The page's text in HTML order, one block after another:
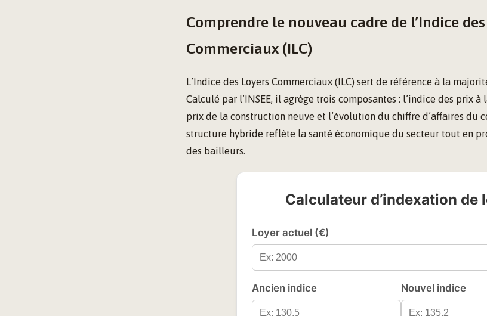
Comprendre le nouveau cadre de l’Indice
Commerciaux (ILC)
L’Indice des Loyers Commerciaux (ILC) sert de référence à la
Calculé par l’INSEE, il agrège trois composantes : l’indice des prix à
prix de la construction neuve et l’évolution du chiffre d’affaires du
structure hybride reflète la santé économique du secteur tout en
des bailleurs.
Calculateur d’indexation de
Loyer actuel (€)
Ancien indice Nouvel indice